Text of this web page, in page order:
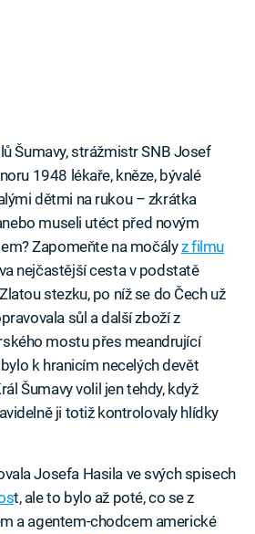
Šumavy, strážmistr SNB Josef
1948 lékaře, kněze, bývalé
dětmi na rukou – zkrátka
museli utéct před novým
Zapomeňte na močályz filmu
nejčastější cesta v podstatě
stezku, po níž se do Čech už
sůl a další zboží z
mostu přes meandrující
k hranicím necelých devět
Šumavy volil jen tehdy, když
ji totiž kontrolovaly hlídky
Josefa Hasila ve svých spisech
t, ale to bylo až poté, co se z
a agentem-chodcem americké